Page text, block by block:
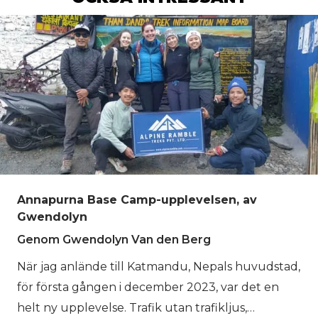
Annapurna Base Camp-upplevelsen, av
Gwendolyn
Genom Gwendolyn Van den Berg
När jag anlände till Katmandu, Nepals huvudstad,
för första gången i december 2023, var det en
helt ny upplevelse. Trafik utan trafikljus,